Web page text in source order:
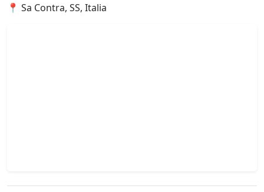
📍 Sa Contra, SS, Italia